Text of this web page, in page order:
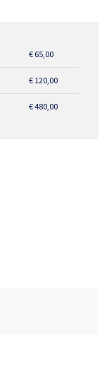
€ 65,00
€ 120,00
€480,00